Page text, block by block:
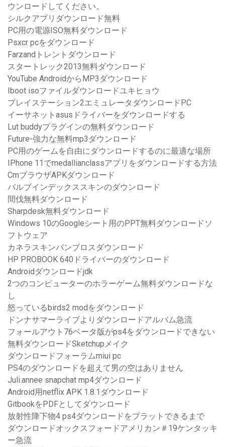
ウンロードしてください。
シルクアプリダウンロード無料
PC用の電源ISO無料ダウンロード
Psxcr pcをダウンロード
Farzandトレントダウンロード
スタートレック2013無料ダウンロード
YouTube AndroidからMP3ダウンロード
Iboot isoファイルダウンロードユキヒョウ
プレイステーション2エミュレータダウンロードPC
イーサネットasusドライバーをダウンロードする
Lut buddyプラグインの無料ダウンロード
Future-強力な無料mp3ダウンロード
PC用のゲームを自由にダウンロードするのに最適な場所
IPhone 11でmedallianclassアプリをダウンロードする方法
CmブラウザAPKダウンロード
バルブインデックススキンのダウンロード
間伐無料ダウンロード
Sharpdesk無料ダウンロード
Windows 10のGoogleシート用のPPT無料ダウンロードソ
フトウェア
カネラスキンバンブロスダウンロード
HP PROBOOK 640ドライバーのダウンロード
Androidダウンロードjdk
2つのコンピューターのホラーゲーム無料ダウンロードな
し
怒っているbirds2 modをダウンロード
ドンナサマーライブよりダウンロードアルバム急流
フォールアウト76ベータ版がps4をダウンロードできない
無料ダウンロードSketchupメイク
ダウンロードフォーラムmiui pc
PS4のダウンロードを超えて男の空はありません
Juli.annee snapchat mp4ダウンロード
Android用netflix APK 1.8.1ダウンロード
GitbookをPDFとしてダウンロード
放射性降下物4 ps4ダウンロードをプラットできるまで
ダウンロードオックスフォードアメリカン＃19ケンタッキ
ー急流